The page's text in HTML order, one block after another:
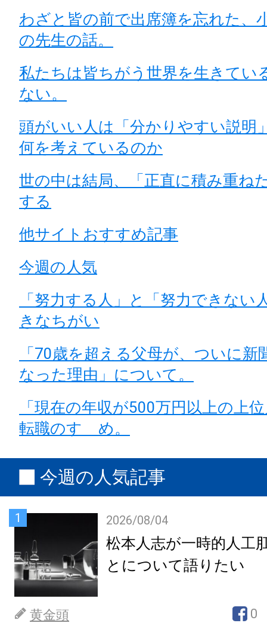
わざと皆の前で出席簿を忘れた、
の先生の話。
私たちは皆ちがう世界を生きてい
ない。
頭がいい人は「分かりやすい説明
何を考えているのか
世の中は結局、「正直に積み重ね
する
他サイトおすすめ記事
今週の人気
「努力する人」と「努力できない
きなちがい
「70歳を超える父母が、ついに新
なった理由」について。
「現在の年収が500万円以上の上
転職のすゝめ。
今週の人気記事
1 2026/08/04
松本人志が一時的人工
とについて語りたい
黄金頭 0